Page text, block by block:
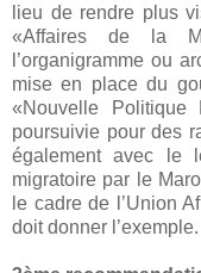
lieu de rendre plus
«Affaires de la
l’organigramme ou
mise en place du
«Nouvelle
poursuivie pour des
également avec le
migratoire par le
le cadre de l’Union
doit donner l’exemple.